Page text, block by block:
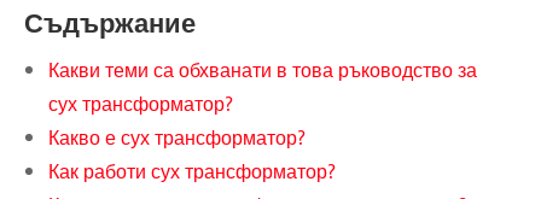
Съдържание
Какви теми са обхванати в това ръководство за
сух трансформатор?
Какво е сух трансформатор?
Как работи сух трансформатор?